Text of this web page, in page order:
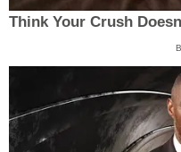
Think Your Crush